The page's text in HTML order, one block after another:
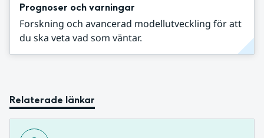
Prognoser och varningar
Forskning och avancerad modellutveckling för att
du ska veta vad som väntar.
Relaterade länkar